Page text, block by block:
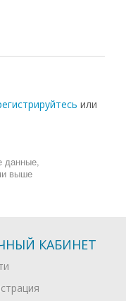
или
данные,
выше
КАБИНЕТ